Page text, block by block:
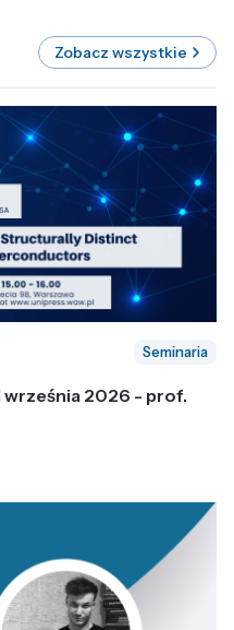
Zobacz wszystkie
Seminaria
2026 - prof.